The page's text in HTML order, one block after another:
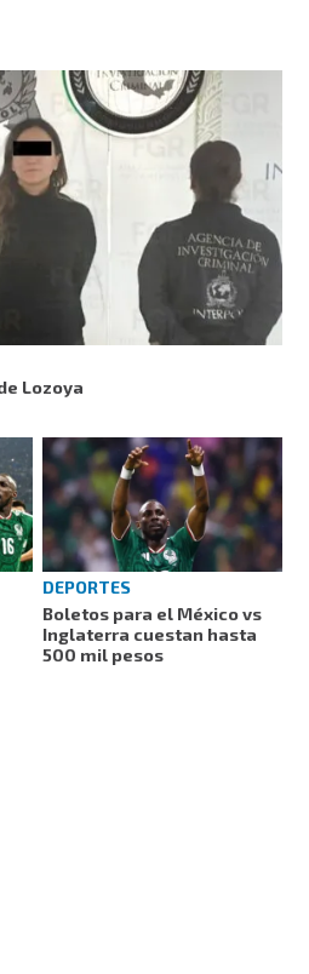
Lozoya
DEPORTES
Boletos para el México vs
Inglaterra cuestan hasta
500 mil pesos